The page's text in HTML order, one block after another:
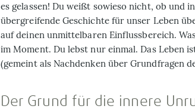
es gelassen! Du weißt sowieso nicht, ob und
übergreifende Geschichte für unser Leben
auf deinen unmittelbaren Einfluss­bereich.
im Moment. Du lebst nur einmal. Das Leben
(gemeint als Nachdenken über Grundfragen
Der Grund für die innere